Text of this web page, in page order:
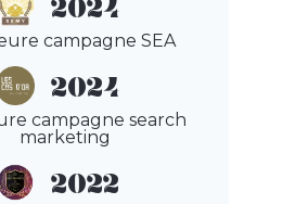
2024
campagne SEA
2024
campagne search
marketing
2022